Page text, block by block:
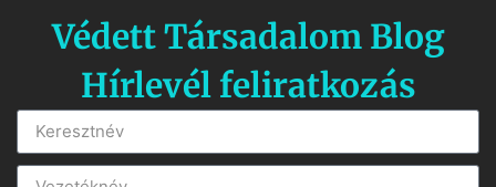
Védett Társadalom Blog
Hírlevél feliratkozás